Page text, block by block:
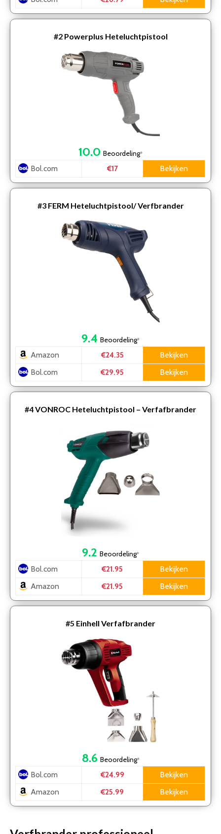
#2 Powerplus Heteluchtpistool
10.0 Beoordeling*
Bol.com €17 Bekijken
#3 FERM Heteluchtpistool/ Verfbrander
9.4 Beoordeling*
Amazon €24.35
Bekijken
Bol.com
€29.95 Bekijken
#4VONROC Heteluchtpistool – Verfafbrander
9.2 Beoordeling*
Bol.com €21.95
Bekijken
Amazon
€21.95 Bekijken
#5 Einhell Verfafbrander
8.6 Beoordeling*
Bol.com €24.99
Bekijken
Amazon
€25.99 Bekijken